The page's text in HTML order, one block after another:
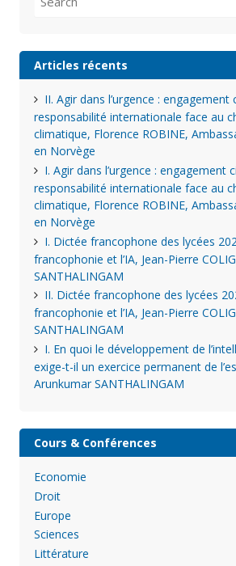
for:
Articles récents
II. Agir dans l’urgence : engagement
responsabilité internationale face au
climatique, Florence ROBINE,
en Norvège
I. Agir dans l’urgence : engagement
responsabilité internationale face au
climatique, Florence ROBINE,
en Norvège
I. Dictée francophone des lycées
francophonie et l’IA, Jean-Pierre
SANTHALINGAM
II. Dictée francophone des lycées
francophonie et l’IA, Jean-Pierre
SANTHALINGAM
I. En quoi le développement de
exige-t-il un exercice permanent de
Arunkumar SANTHALINGAM
Cours & Conférences
Economie
Droit
Europe
Sciences
Littérature